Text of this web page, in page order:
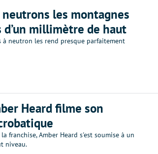
les montagnes
millimètre de haut
à neutron les rend presque parfaitement
Heard filme son
franchise, Amber Heard s'est soumise à un
niveau.